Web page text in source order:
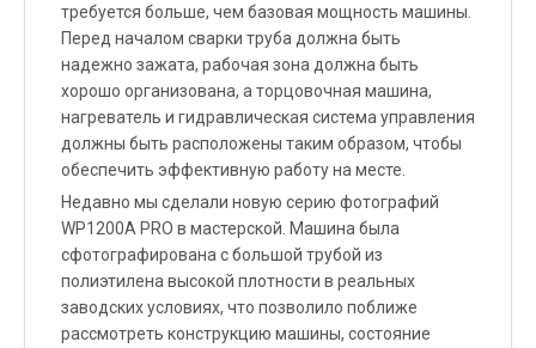
требуется больше, чем базовая мощность машины.
Перед началом сварки труба должна быть
надежно зажата, рабочая зона должна быть
хорошо организована, а торцовочная машина,
нагреватель и гидравлическая система управления
должны быть расположены таким образом, чтобы
обеспечить эффективную работу на месте.
Недавно мы сделали новую серию фотографий
WP1200A PRO в мастерской. Машина была
сфотографирована с большой трубой из
полиэтилена высокой плотности в реальных
заводских условиях, что позволило поближе
рассмотреть конструкцию машины, состояние